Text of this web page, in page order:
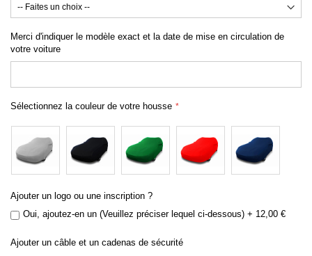
Merci d'indiquer le modèle exact et la date de mise en circulation de
votre voiture
Sélectionnez la couleur de votre housse
Ajouter un logo ou une inscription ?
Oui, ajoutez-en un (Veuillez préciser lequel ci-dessous) + 12,00 €
Ajouter un câble et un cadenas de sécurité